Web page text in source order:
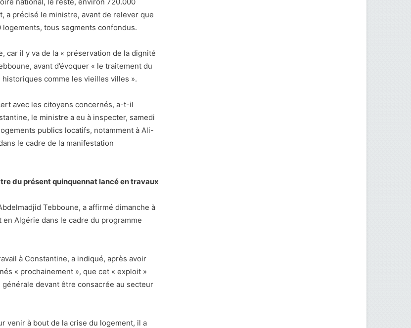
a précisé le ministre, avant de relever que
tous segments confondus.
car il y va de la « préservation de la dignité
avant d’évoquer « le traitement du
comme les vieilles villes ».
avec les citoyens concernés, a-t-il
le ministre a eu à inspecter, samedi
publics locatifs, notamment à Ali-
le cadre de la manifestation
du présent quinquennat lancé en travaux
Tebboune, a affirmé dimanche à
en Algérie dans le cadre du programme
à Constantine, a indiqué, après avoir
« prochainement », que cet « exploit »
devant être consacrée au secteur
venir à bout de la crise du logement, il a